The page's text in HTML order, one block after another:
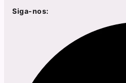
Siga-nos: